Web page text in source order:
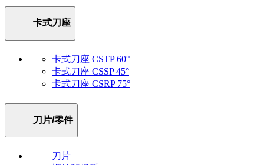
卡式刀座
卡式刀座 CSTP 60°
卡式刀座 CSSP 45°
卡式刀座 CSRP 75°
刀片/零件
刀片